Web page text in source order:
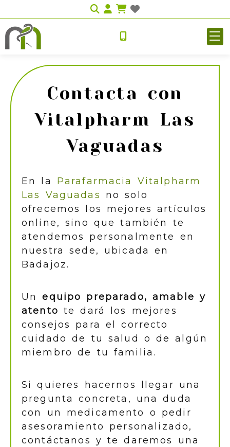
Identifícate
Contacta con
Vitalpharm Las
Vaguadas
En la Parafarmacia Vitalpharm
Las Vaguadas
no solo
ofrecemos los mejores artículos
online, sino que también te
atendemos personalmente en
nuestra sede, ubicada en
Badajoz.
Unequipo preparado, amable y
atento te dará los mejores
consejos para el correcto
cuidado de tu salud o de algún
miembro de tu familia.
Si quieres hacernos llegar una
pregunta concreta, una duda
con un medicamento o pedir
asesoramiento personalizado,
contáctanos y te daremos una